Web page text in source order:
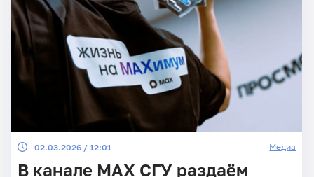
02.03.2026 / 12:01 Медиа
В канале МАХ СГУ раздаём